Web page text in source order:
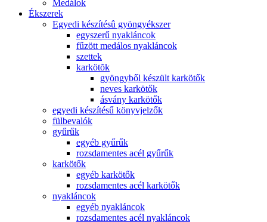
Medálok
Ékszerek
Egyedi készítésû gyöngyékszer
egyszerű nyakláncok
fűzött medálos nyakláncok
szettek
karkötõk
gyöngyből készült karkötők
neves karkötők
ásvány karkötők
egyedi készítésű könyvjelzők
fülbevalók
gyűrűk
egyéb gyűrűk
rozsdamentes acél gyűrűk
karkötők
egyéb karkötők
rozsdamentes acél karkötők
nyakláncok
egyéb nyakláncok
rozsdamentes acél nyakláncok